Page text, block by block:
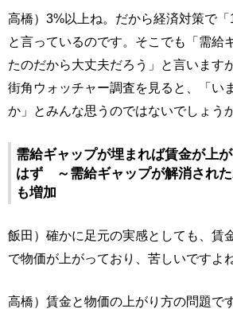
高橋）3%以上ね。だから経済対策で「
と言っているのです。そこでも「需給
たのだから大丈夫だろう」と言います
街角ウォッチャー調査を見ると、「い
か」とみんな思うのではないでしょうか
需給ギャップが埋まれば賃金が上
はず ～需給ギャップが解消され
も増加
飯田）確かに足元の実感としても、賃
で物価が上がっており、苦しいですよね
高橋）賃金と物価の上がり方の問題で